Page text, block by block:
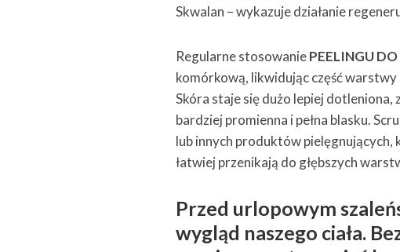
Skwalan – wykazuje działanie
Regularne stosowaniePEELINGU
komórkową, likwidując część
Skóra staje się dużo lepiej dotleniona,
bardziej promienna i pełna blasku.
lub innych produktów pielęgnujących,
łatwiej przenikają do głębszych
Przed urlopowym
wygląd naszego ciała.